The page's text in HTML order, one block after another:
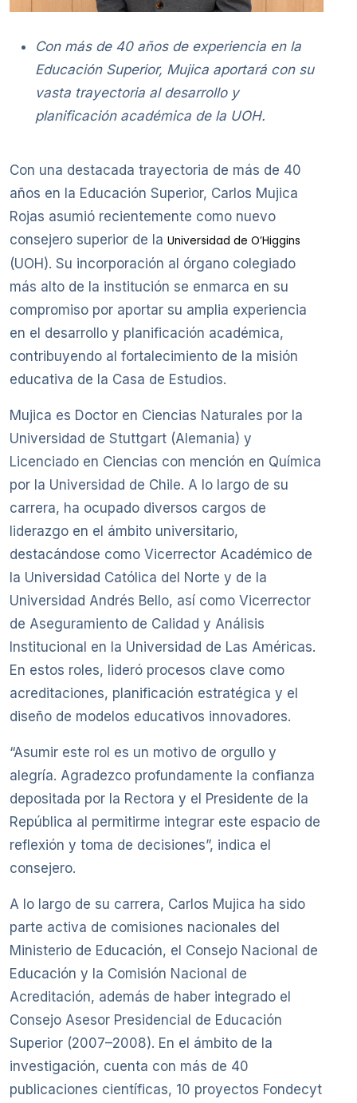
Con más de 40 años de experiencia en la
Educación Superior, Mujica aportará con su
vasta trayectoria al desarrollo y
planificación académica de la UOH.
Con una destacada trayectoria de más de 40
años en la Educación Superior, Carlos Mujica
Rojas asumió recientemente como nuevo
consejero superior de la Universidad de O’Higgins
(UOH). Su incorporación al órgano colegiado
más alto de la institución se enmarca en su
compromiso por aportar su amplia experiencia
en el desarrollo y planificación académica,
contribuyendo al fortalecimiento de la misión
educativa de la Casa de Estudios.
Mujica es Doctor en Ciencias Naturales por la
Universidad de Stuttgart (Alemania) y
Licenciado en Ciencias con mención en Química
por la Universidad de Chile. A lo largo de su
carrera, ha ocupado diversos cargos de
liderazgo en el ámbito universitario,
destacándose como Vicerrector Académico de
la Universidad Católica del Norte y de la
Universidad Andrés Bello, así como Vicerrector
de Aseguramiento de Calidad y Análisis
Institucional en la Universidad de Las Américas.
En estos roles, lideró procesos clave como
acreditaciones, planificación estratégica y el
diseño de modelos educativos innovadores.
“Asumir este rol es un motivo de orgullo y
alegría. Agradezco profundamente la confianza
depositada por la Rectora y el Presidente de la
República al permitirme integrar este espacio de
reflexión y toma de decisiones”, indica el
consejero.
A lo largo de su carrera, Carlos Mujica ha sido
parte activa de comisiones nacionales del
Ministerio de Educación, el Consejo Nacional de
Educación y la Comisión Nacional de
Acreditación, además de haber integrado el
Consejo Asesor Presidencial de Educación
Superior (2007–2008). En el ámbito de la
investigación, cuenta con más de 40
publicaciones científicas, 10 proyectos Fondecyt